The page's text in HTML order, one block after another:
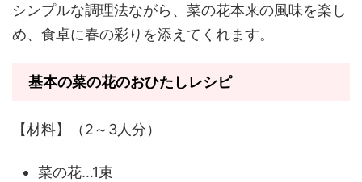
シンプルな調理法ながら、菜の花本来の風味を楽し
め、食卓に春の彩りを添えてくれます。
基本の菜の花のおひたしレシピ
【材料】（2～3人分）
菜の花…1束